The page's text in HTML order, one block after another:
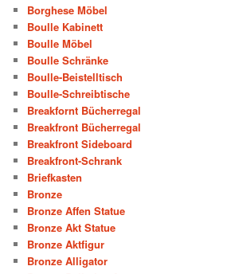
Borghese Möbel
Boulle Kabinett
Boulle Möbel
Boulle Schränke
Boulle-Beistelltisch
Boulle-Schreibtische
Breakfornt Bücherregal
Breakfront Bücherregal
Breakfront Sideboard
Breakfront-Schrank
Briefkasten
Bronze
Bronze Affen Statue
Bronze Akt Statue
Bronze Aktfigur
Bronze Alligator